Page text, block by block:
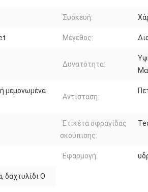
Συσκευή:
Μέγεθος:
Δυνατότητα:
ή μεμονωμένα
Αντίσταση:
Ετικέτα σφραγίδας
σκούπισης:
Εφαρμογή:
δαχτυλίδι Ο